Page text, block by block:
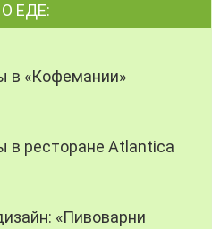
ЕДЕ:
в «Кофемании»
в ресторане Atlantica
«Пивоварни